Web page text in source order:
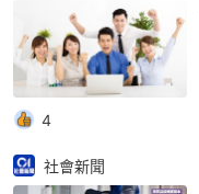
4
社會新聞